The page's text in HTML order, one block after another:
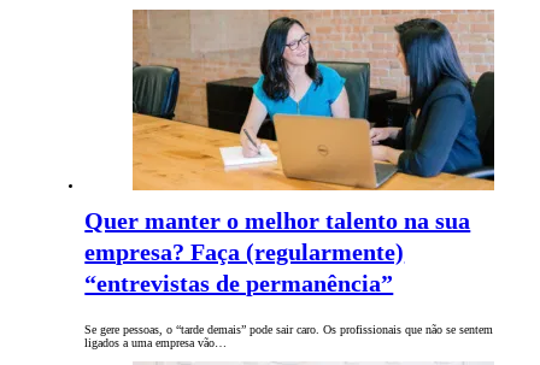
Quer manter o melhor talento na sua
empresa? Faça (regularmente)
“entrevistas de permanência”
Se gere pessoas, o “tarde demais” pode sair caro. Os profissionais que não se sentem
ligados a uma empresa vão…